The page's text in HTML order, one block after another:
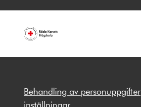
Behandling av personuppgifter